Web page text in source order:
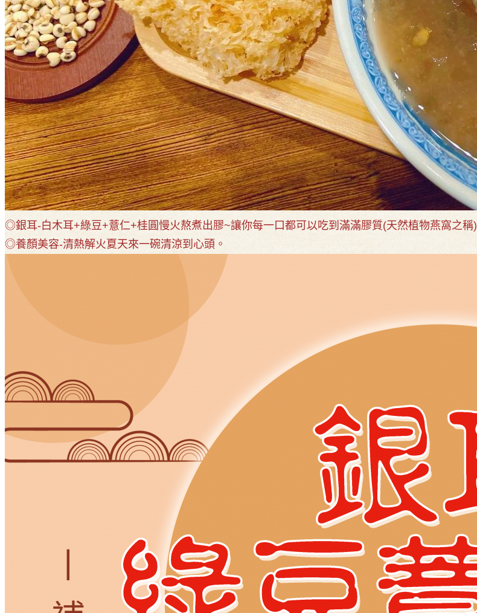
◎銀耳-白木耳+綠豆+薏仁+桂圓慢火熬煮出膠~讓你每一口都可以吃到滿滿膠質(天然植物燕窩之稱)
◎養顏美容-清熱解火夏天來一碗清涼到心頭 。